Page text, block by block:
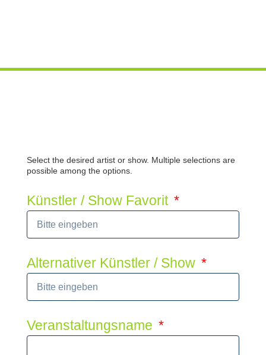
Select the desired artist or show. Multiple selections are
possible among the options.
Künstler / Show Favorit
Alternativer Künstler / Show
Veranstaltungsname